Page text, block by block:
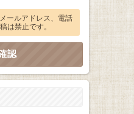
ールアドレス、電話
は禁止です。